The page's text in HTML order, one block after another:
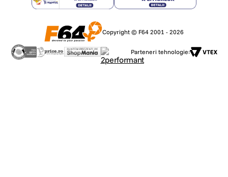
Copyright © F64 2001 - 2026
Parteneri tehnologie: